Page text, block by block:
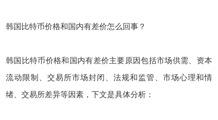
韩国比特币价格和国内有差价怎么回事？
韩国比特币价格和国内有差价主要原因包括市场供需、资本
流动限制、交易所市场封闭、法规和监管、市场心理和情
绪、交易所差异等因素，下文是具体分析：‌‌